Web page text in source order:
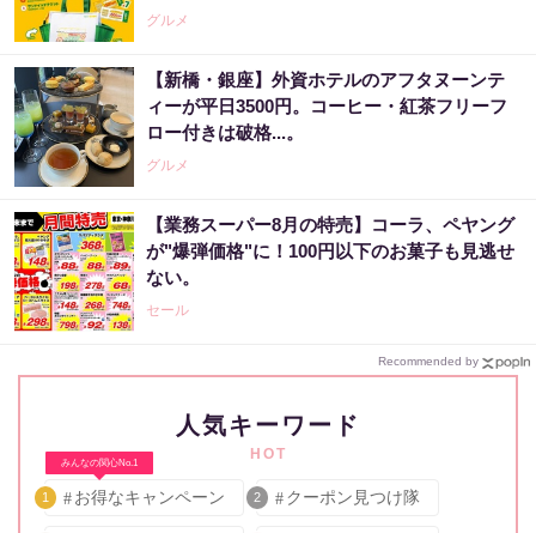
グルメ
【新橋・銀座】外資ホテルのアフタヌーンテ
ィーが平日3500円。コーヒー・紅茶フリーフ
ロー付きは破格...。
グルメ
【業務スーパー8月の特売】コーラ、ペヤング
が"爆弾価格"に！100円以下のお菓子も見逃せ
ない。
セール
Recommended by
人気キーワード
HOT
みんなの関心No.1
1 お得なキャンペーン 2 クーポン見つけ隊